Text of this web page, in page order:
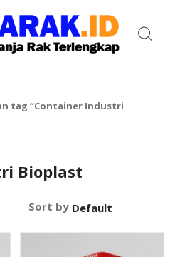
tag “Container Industri
Bioplast
Sort by